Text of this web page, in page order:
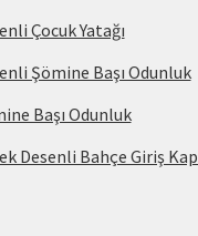
Çocuk Yatağı
Şömine Başı Odunluk
Başı Odunluk
Desenli Bahçe Giriş